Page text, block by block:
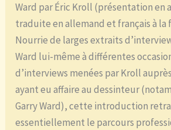
Ward par Éric Kroll (présentation en
traduite en allemand et français à la
Nourrie de larges extraits
Ward lui-même à différentes
d’interviews menées par Kroll
ayant eu affaire au dessinteur
Garry Ward), cette introduction
essentiellement le parcours